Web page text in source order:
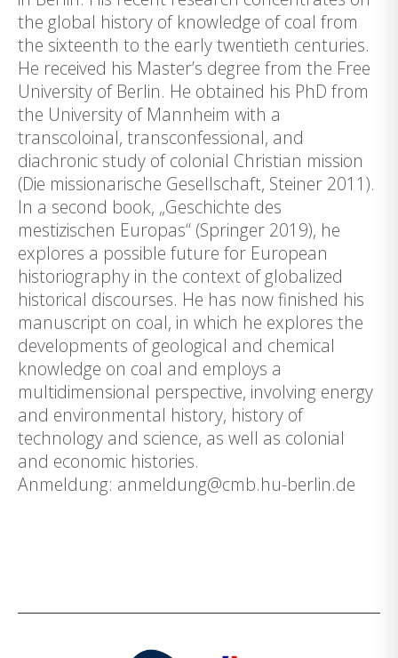
the global history of knowledge of coal from
the sixteenth to the early twentieth centuries.
He received his Master’s degree from the Free
University of Berlin. He obtained his PhD from
the University of Mannheim with a
transcoloinal, transconfessional, and
diachronic study of colonial Christian mission
(Die missionarische Gesellschaft, Steiner 2011).
In a second book, „Geschichte des
mestizischen Europas“ (Springer 2019), he
explores a possible future for European
historiography in the context of globalized
historical discourses. He has now finished his
manuscript on coal, in which he explores the
developments of geological and chemical
knowledge on coal and employs a
multidimensional perspective, involving energy
and environmental history, history of
technology and science, as well as colonial
and economic histories.
Anmeldung: anmeldung@cmb.hu-berlin.de